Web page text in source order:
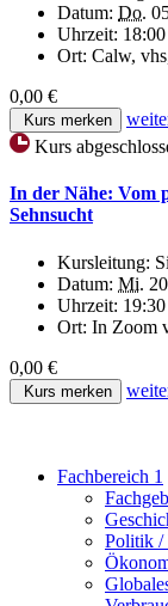
Datum: Do.
Uhrzeit:
Ort: Calw,
0,00 €
Kurs merken
Kurs
In der Nähe: Vom
Sehnsucht
Kursleitung:
Datum: Mi.
Uhrzeit:
Ort: In Zoom
0,00 €
Kurs merken
Fachbereich 1
Politik /